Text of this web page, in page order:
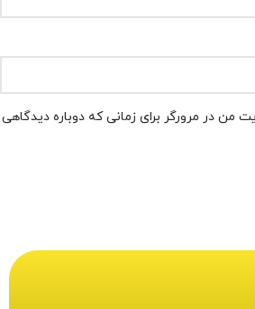
من در مرورگر برای زمانی که دوباره دیدگاهی